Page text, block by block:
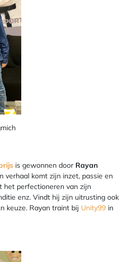
is gewonnen door Rayan
verhaal komt zijn inzet, passie en
het perfectioneren van zijn
enz. Vindt hij zijn uitrusting ook
keuze. Rayan traint bij Unity99 in